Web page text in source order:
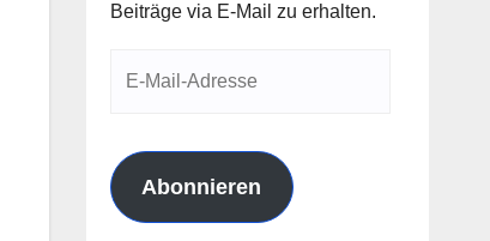
Beiträge via E-Mail zu erhalten.
Abonnieren